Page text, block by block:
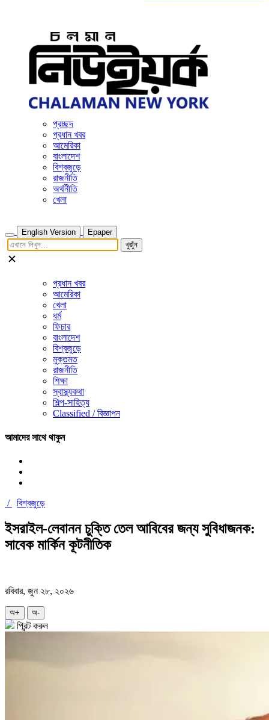
প্রচ্ছদ
প্রধান খবর
আমেরিকা
বাংলাদেশ
বিশ্বজুড়ে
রাজনীতি
অর্থনীতি
খেলা
English Version
Epaper
খুজুঁন
প্রধান খবর
আমেরিকা
খেলা
ধর্ম
ফিচার
বাংলাদেশ
বিশ্বজুড়ে
মুক্তমত
রাজনীতি
শিক্ষা
স্বাস্থ্যকথা
শিল্প-সাহিত্য
Classified / বিজ্ঞাপন
আমাদের সাথে থাকুন
/ বিশ্বজুড়ে
ইসরাইল-লেবানন চুক্তি তেল আবিবের জন্য সুবিধাজনক:
সাবেক মার্কিন কূটনীতিক
রবিবার, জুন ২৮, ২০২৬
অ+ অ-
প্রিন্ট করুন